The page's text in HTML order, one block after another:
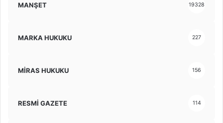
MANŞET 19328
MARKA HUKUKU 227
MİRAS HUKUKU 156
RESMİ GAZETE 114